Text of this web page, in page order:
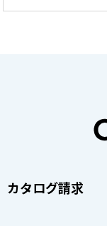
カタログ請求